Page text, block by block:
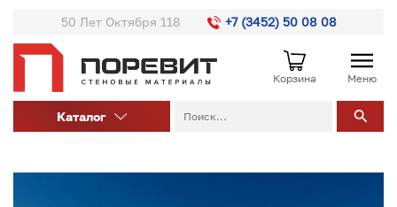
50 Лет Октября 118 +7 (3452) 50 08 08
Корзина Меню
Каталог